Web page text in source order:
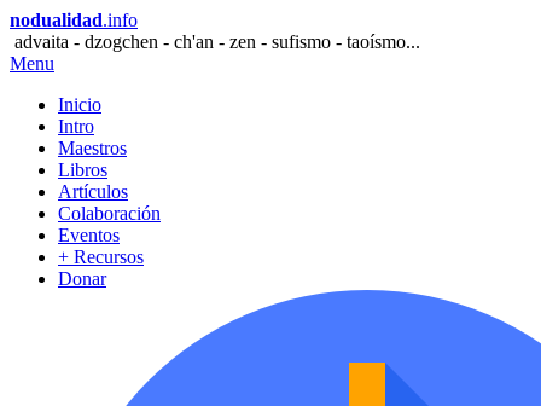
nodualidad.info
advaita - dzogchen - ch'an - zen - sufismo - taoísmo...
Menu
Inicio
Intro
Maestros
Libros
Artículos
Colaboración
Eventos
+ Recursos
Donar